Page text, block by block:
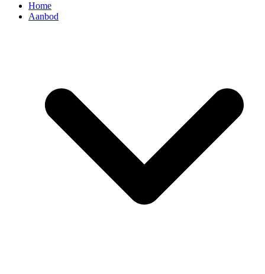
Home
Aanbod